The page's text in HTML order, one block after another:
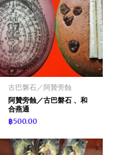
古巴磐石／阿贊旁蝕
阿贊旁蝕／古巴磐石 、和
合燕通
฿500.00